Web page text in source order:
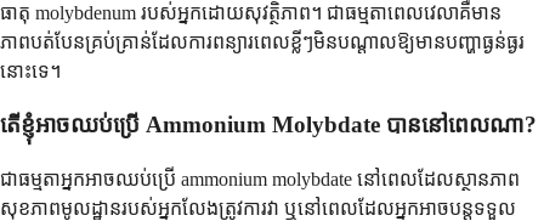
ធាតុ molybdenum របស់អ្នកដោយសុវត្ថិភាព។ ជាធម្មតាពេលវេលាគឺមាន
ភាពបត់បែនគ្រប់គ្រាន់ដែលការពន្យារពេលខ្លីៗមិនបណ្តាលឱ្យមានបញ្ហាធ្ងន់ធ្ងរ
នោះទេ។
តើខ្ញុំអាចឈប់ប្រើ Ammonium Molybdate បាននៅពេលណា?
ជាធម្មតាអ្នកអាចឈប់ប្រើ ammonium molybdate នៅពេលដែលស្ថានភាព
សុខភាពមូលដ្ឋានរបស់អ្នកលែងត្រូវការវា ឬនៅពេលដែលអ្នកអាចបន្តទទួល